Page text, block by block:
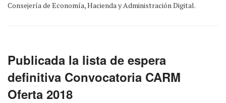
Consejería de Economía, Hacienda y Administración Digital.
Publicada la lista de espera
definitiva Convocatoria CARM
Oferta 2018